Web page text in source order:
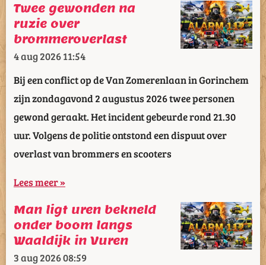
Twee gewonden na
ruzie over
brommeroverlast
4 aug 202611:54
Bij een conflict op de Van Zomerenlaan in Gorinchem
zijn zondagavond 2 augustus 2026 twee personen
gewond geraakt. Het incident gebeurde rond 21.30
uur. Volgens de politie ontstond een dispuut over
overlast van brommers en scooters
Lees meer »
Man ligt uren bekneld
onder boom langs
Waaldijk in Vuren
3 aug 202608:59